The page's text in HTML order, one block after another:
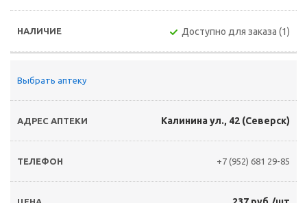
Доступно для заказа (1)
Выбрать аптеку
Калинина ул., 42 (Северск)
+7 (952) 681 29-85